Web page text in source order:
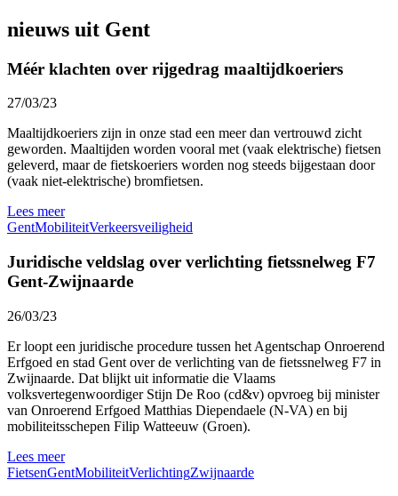
nieuws uit Gent
Méér klachten over rijgedrag maaltijdkoeriers
27/03/23
Maaltijdkoeriers zijn in onze stad een meer dan vertrouwd zicht
geworden. Maaltijden worden vooral met (vaak elektrische) fietsen
geleverd, maar de fietskoeriers worden nog steeds bijgestaan door
(vaak niet-elektrische) bromfietsen.
Lees meer
GentMobiliteitVerkeersveiligheid
Juridische veldslag over verlichting fietssnelweg F7
Gent-Zwijnaarde
26/03/23
Er loopt een juridische procedure tussen het Agentschap Onroerend
Erfgoed en stad Gent over de verlichting van de fietssnelweg F7 in
Zwijnaarde. Dat blijkt uit informatie die Vlaams
volksvertegenwoordiger Stijn De Roo (cd&v) opvroeg bij minister
van Onroerend Erfgoed Matthias Diependaele (N-VA) en bij
mobiliteitsschepen Filip Watteeuw (Groen).
Lees meer
FietsenGentMobiliteitVerlichtingZwijnaarde